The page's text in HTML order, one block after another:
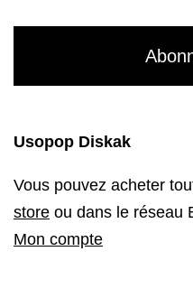
Usopop Diskak
Vous pouvez acheter
store ou dans le réseau
Mon compte